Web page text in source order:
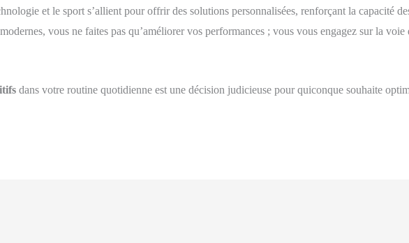
et le sport s’allient pour offrir des solutions personnalisées, renforçant la capacité
vous ne faites pas qu’améliorer vos performances ; vous vous engagez sur la voie
dans votre routine quotidienne est une décision judicieuse pour quiconque souhaite